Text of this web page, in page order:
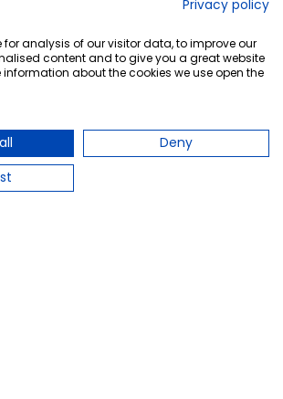
Privacy policy
for analysis of our visitor data, to improve our
content and to give you a great website
information about the cookies we use open the
Deny